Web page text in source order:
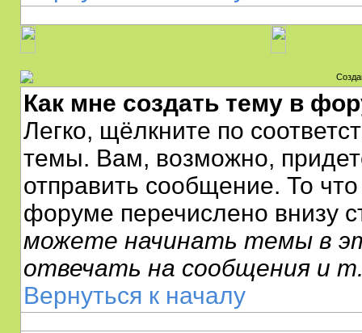
Как мне создать тему в
Легко, щёлкните по
темы. Вам, возможно,
отправить сообщение. То
форуме перечислено внизу
можете начинать темы в
отвечать на сообщения и
Вернуться к началу